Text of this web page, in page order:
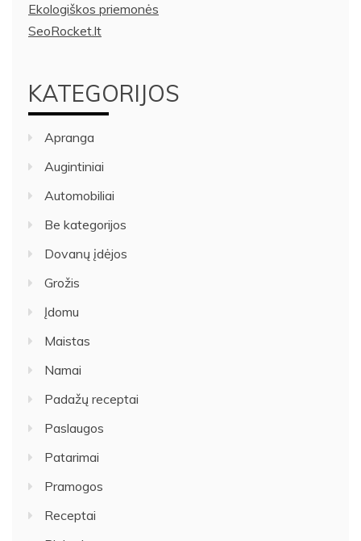
Ekologiškos priemonės
SeoRocket.lt
KATEGORIJOS
Apranga
Augintiniai
Automobiliai
Be kategorijos
Dovanų įdėjos
Grožis
Įdomu
Maistas
Namai
Padažų receptai
Paslaugos
Patarimai
Pramogos
Receptai